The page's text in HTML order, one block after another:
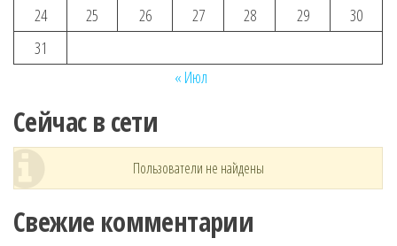
24
25 26 27 28 29
30
31
« Июл
Сейчас в сети
Пользователи не найдены
Свежие комментарии